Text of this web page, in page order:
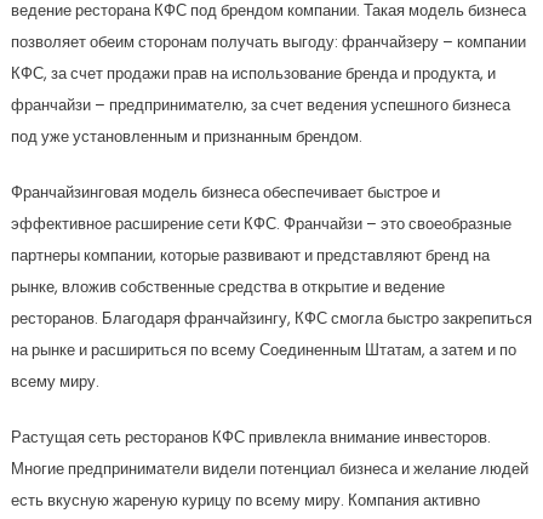
ведение ресторана КФС под брендом компании. Такая модель бизнеса
позволяет обеим сторонам получать выгоду: франчайзеру – компании
КФС, за счет продажи прав на использование бренда и продукта, и
франчайзи – предпринимателю, за счет ведения успешного бизнеса
под уже установленным и признанным брендом.
Франчайзинговая модель бизнеса обеспечивает быстрое и
эффективное расширение сети КФС. Франчайзи – это своеобразные
партнеры компании, которые развивают и представляют бренд на
рынке, вложив собственные средства в открытие и ведение
ресторанов. Благодаря франчайзингу, КФС смогла быстро закрепиться
на рынке и расшириться по всему Соединенным Штатам, а затем и по
всему миру.
Растущая сеть ресторанов КФС привлекла внимание инвесторов.
Многие предприниматели видели потенциал бизнеса и желание людей
есть вкусную жареную курицу по всему миру. Компания активно